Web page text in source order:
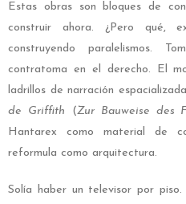
Estas obras son bloques de
construir ahora. ¿Pero qué,
construyendo paralelismos.
contratoma en el derecho. El
ladrillos de narración
de Griffith (Zur Bauweise des
Hantarex como material de
reformula como arquitectura.
Solía haber un televisor por